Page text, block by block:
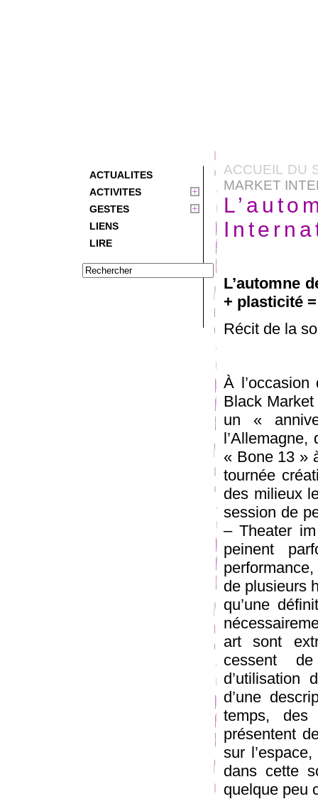
ACTUALITES
ACTIVITES
GESTES
LIENS
LIRE
ACCUEIL DU
MARKET
L’automne
+ plasticité
Récit de la
À
Black
un «
« Bone 13 »
tournée
des milieux
session de
– Theater
peinent
de plusieurs
qu’une
art sont
cessent
d’utilisation
d’une
temps,
présentent
sur
dans cette
quelque peu